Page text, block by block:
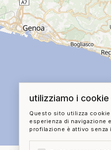
utilizziamo i cookie
Questo sito utilizza
esperienza di navigazione
profilazione è attivo